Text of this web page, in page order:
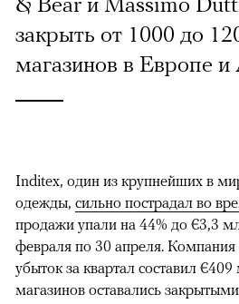
закрыть от 1000 до
магазинов в Европе и
Inditex, один из крупнейших в
одежды, сильно пострадал во
продажи упали на 44% до €3,3
февраля по 30 апреля.
убыток за квартал составил
магазинов оставались